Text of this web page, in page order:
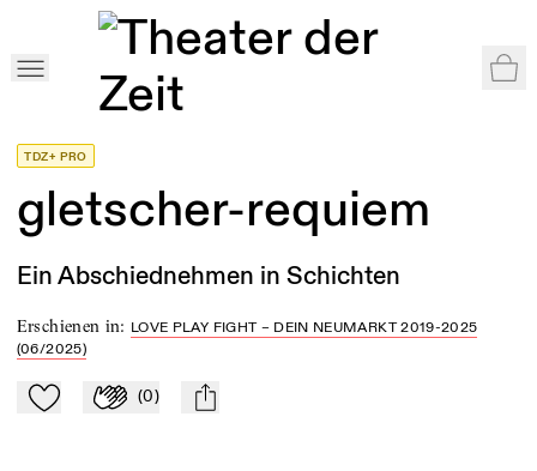
Shop >
TDZ+ PRO
gletscher-requiem
Ein Abschiednehmen in Schichten
Erschienen in: LOVE PLAY FIGHT – DEIN NEUMARKT 2019-2025
(06/2025)
Zu Mein-TdZ hinzufügen
Applaudieren
(0) mail